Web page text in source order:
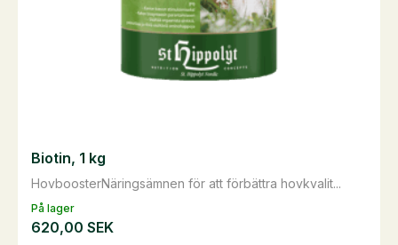
På lager
HovboosterNäringsämnen för att förbättra hovkvalit...
Biotin, 1 kg
620,00 SEK